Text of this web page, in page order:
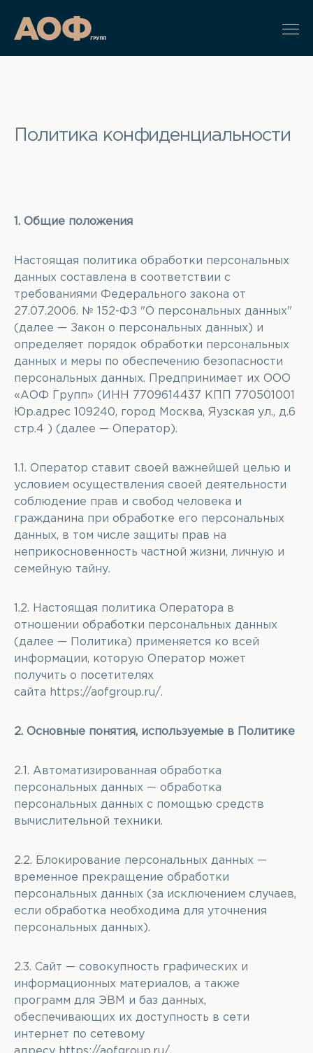
Политика конфиденциальности
1. Общие положения
Настоящая политика обработки персональных
данных составлена в соответствии с
требованиями Федерального закона от
27.07.2006. № 152-ФЗ "О персональных данных"
(далее — Закон о персональных данных) и
определяет порядок обработки персональных
данных и меры по обеспечению безопасности
персональных данных. Предпринимает их ООО
«АОФ Групп» (ИНН 7709614437 КПП 770501001
Юр.адрес 109240, город Москва, Яузская ул., д.6
стр.4 ) (далее — Оператор).
1.1. Оператор ставит своей важнейшей целью и
условием осуществления своей деятельности
соблюдение прав и свобод человека и
гражданина при обработке его персональных
данных, в том числе защиты прав на
неприкосновенность частной жизни, личную и
семейную тайну.
1.2. Настоящая политика Оператора в
отношении обработки персональных данных
(далее — Политика) применяется ко всей
информации, которую Оператор может
получить о посетителях
сайта https://aofgroup.ru/.
2. Основные понятия, используемые в Политике
2.1. Автоматизированная обработка
персональных данных — обработка
персональных данных с помощью средств
вычислительной техники.
2.2. Блокирование персональных данных —
временное прекращение обработки
персональных данных (за исключением случаев,
если обработка необходима для уточнения
персональных данных).
2.3. Сайт — совокупность графических и
информационных материалов, а также
программ для ЭВМ и баз данных,
обеспечивающих их доступность в сети
интернет по сетевому